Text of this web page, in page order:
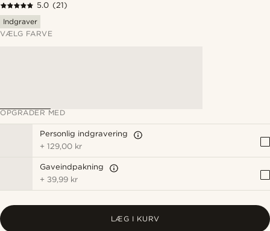
5.0 (21)
Indgraver
VÆLG FARVE
OPGRADER MED
Personlig indgravering
+129,00 kr
Gaveindpakning
+ 39,99 kr
LÆG I KURV